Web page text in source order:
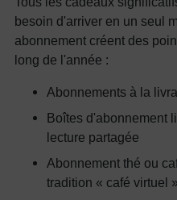
besoin d'arriver en un seul
abonnement créent des
long de l'année :
Abonnements à la
Boîtes d'abonnement
lecture partagée
Abonnement thé ou
tradition « café virtuel